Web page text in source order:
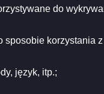
do
korzystania
język, itp.;